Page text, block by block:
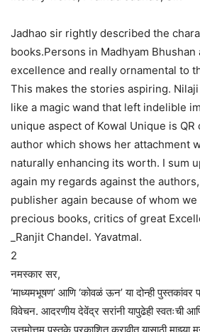
Jadhao sir rightly described the
books.Persons in Madhyam Bhushan
excellence and really ornamental to
This makes the stories aspiring. Nilaji
like a magic wand that left indelible
unique aspect of Kowal Unique is
author which shows her attachment
naturally enhancing its worth. I sum
again my regards against the
publisher again because of whom
precious books, critics of great
_Ranjit Chandel. Yavatmal.
2
नमस्कार सर,
‘माध्यमभूषण’ आणि ‘कोवळं ऊन’ या दोन्ही
विवेचन. आदरणीय देवेंद्र सरांनी यापुढेही स्वतःची
उत्तमोत्तम पुस्तके प्रकाशित करावीत यासाठी माझ्या